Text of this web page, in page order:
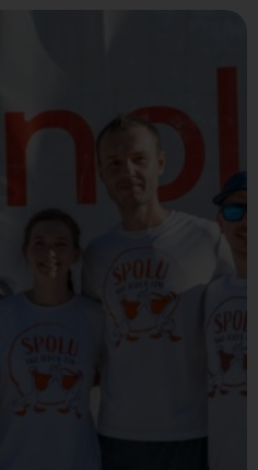
Spolu s
sme
ktorí
oddychom,
iným
Dali
zatočiť
a vyhrať
– Pelikán
zľavy…